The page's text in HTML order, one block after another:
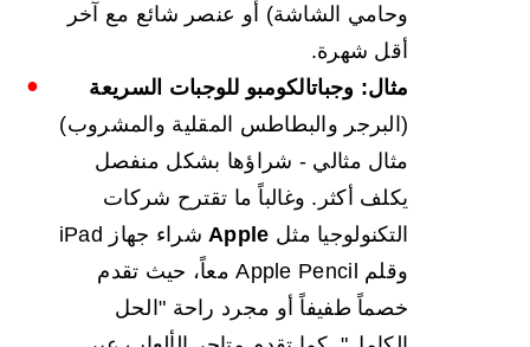
وحامي الشاشة) أو عنصر شائع مع آخر
أقل شهرة.
مثال: وجباتالكومبو للوجبات السريعة
(البرجر والبطاطس المقلية والمشروب)
مثال مثالي - شراؤها بشكل منفصل
يكلف أكثر. وغالباً ما تقترح شركات
التكنولوجيا مثل Apple
شراء جهاز iPad
وقلم Apple Pencil معاً، حيث تقدم
خصماً طفيفاً أو مجرد راحة "الحل